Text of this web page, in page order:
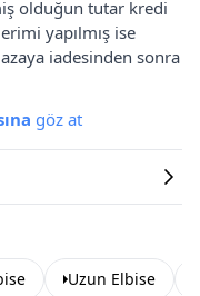
olduğun tutar kredi
yapılmış ise
iadesinden sonra
göz at
Uzun Elbise